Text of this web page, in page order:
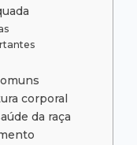
corporal
da raça